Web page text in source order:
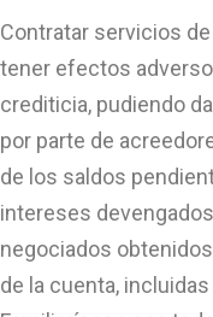
Contratar servicios
tener efectos
crediticia, pudiendo
por parte de
de los saldos
intereses
negociados
de la cuenta,